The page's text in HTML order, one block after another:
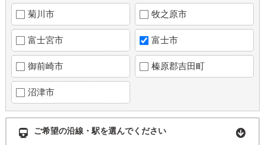
菊川市 牧之原市
富士宮市 富士市
御前崎市 榛原郡吉田町
沼津市
ご希望の沿線・駅を選んでください